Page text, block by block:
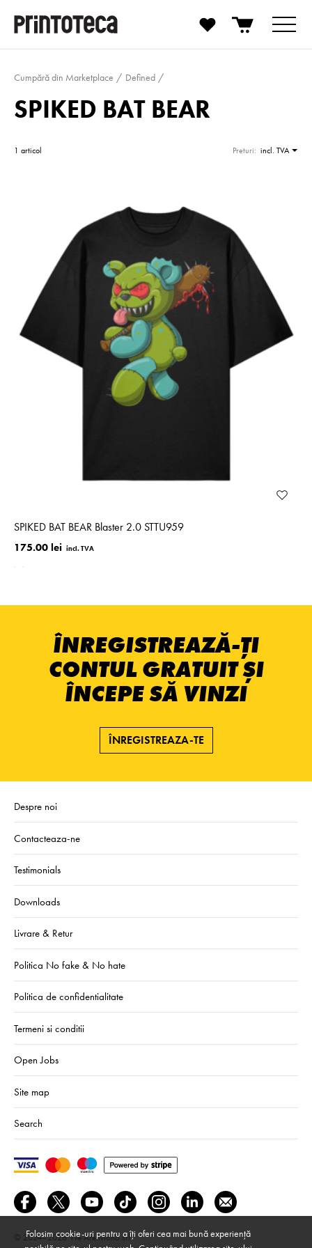
Cumpără din Marketplace Defined
SPIKED BAT BEAR
1 articol Preturi: incl. TVA
SPIKED BAT BEAR Blaster 2.0 STTU959
175.00 lei
ÎNREGISTREAZĂ-ȚI
CONTUL GRATUIT ȘI
ÎNCEPE SĂ VINZI
ÎNREGISTREAZA-TE
Despre noi
Contacteaza-ne
Testimonials
Downloads
Livrare & Retur
Politica No fake & No hate
Politica de confidentialitate
Termeni si conditii
Open Jobs
Site map
Search
© 2024–2026 We Are Mono srl
Folosim cookie-uri pentru a îți oferi cea mai bună experiență